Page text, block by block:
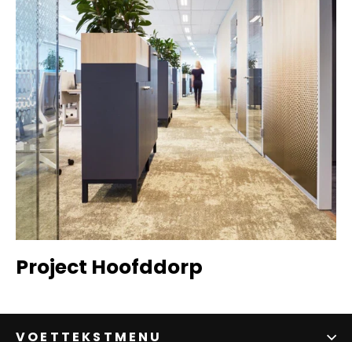
Project Hoofddorp
VOETTEKSTMENU